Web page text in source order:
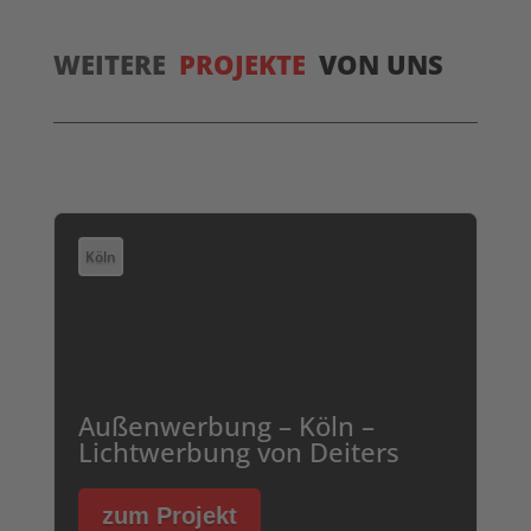
WEITERE PROJEKTE VON UNS
Köln
Außenwerbung – Köln –
Lichtwerbung von Deiters
zum Projekt